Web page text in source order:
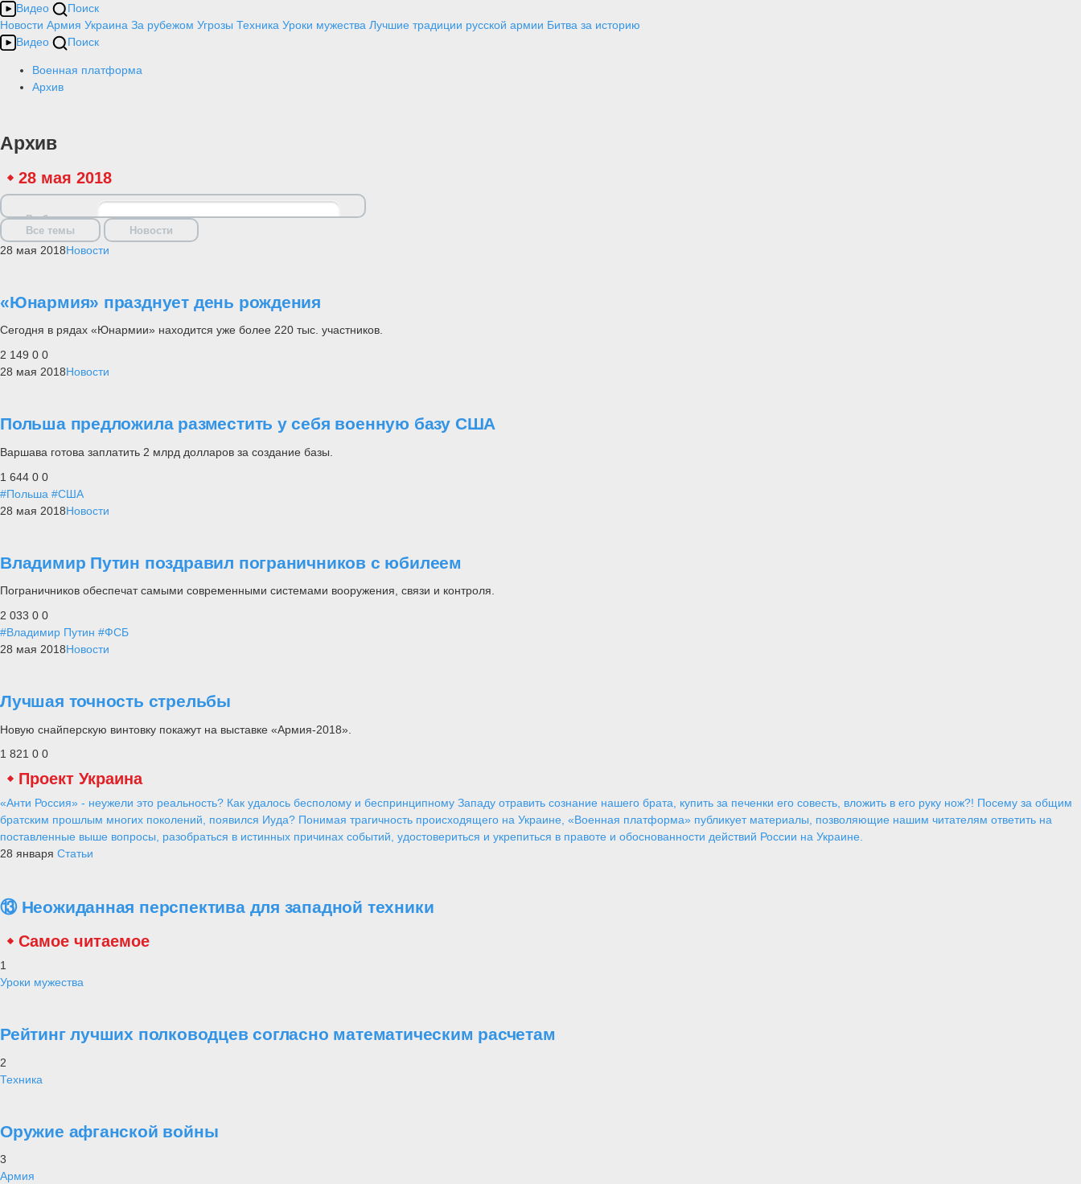
Видео
Поиск
Новости Армия Украина За рубежом Угрозы Техника Уроки мужества Лучшие традиции русской армии Битва за историю
Видео
Поиск
Военная платформа
Архив
Архив
28 мая 2018
Выбрать дату
Все темы
Новости
28 мая 2018Новости
«Юнармия» празднует день рождения
Сегодня в рядах «Юнармии» находится уже более 220 тыс. участников.
2 149 0 0
28 мая 2018Новости
Польша предложила разместить у себя военную базу США
Варшава готова заплатить 2 млрд долларов за создание базы.
1 644 0 0
#Польша #США
28 мая 2018Новости
Владимир Путин поздравил пограничников с юбилеем
Пограничников обеспечат самыми современными системами вооружения, связи и контроля.
2 033 0 0
#Владимир Путин #ФСБ
28 мая 2018Новости
Лучшая точность стрельбы
Новую снайперскую винтовку покажут на выставке «Армия-2018».
1 821 0 0
Проект Украина
«Анти Россия» - неужели это реальность? Как удалось бесполому и беспринципному Западу отравить сознание нашего брата, купить за печенки его совесть, вложить в его руку нож?! Посему за общим
братским прошлым многих поколений, появился Иуда? Понимая трагичность происходящего на Украине, «Военная платформа» публикует материалы, позволяющие нашим читателям ответить на
поставленные выше вопросы, разобраться в истинных причинах событий, удостовериться и укрепиться в правоте и обоснованности действий России на Украине.
28 января Статьи
⑬ Неожиданная перспектива для западной техники
Самое читаемое
1
Уроки мужества
Рейтинг лучших полководцев согласно математическим расчетам
2
Техника
Оружие афганской войны
3
Армия